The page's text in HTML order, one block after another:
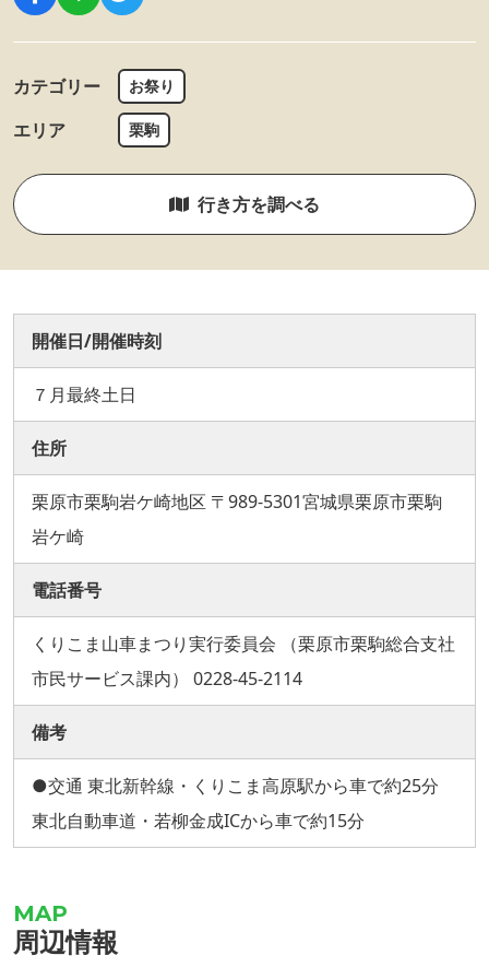
カテゴリー お祭り
エリア 栗駒
行き方を調べる
開催日/開催時刻
７月最終土日
住所
栗原市栗駒岩ケ崎地区 〒989-5301宮城県栗原市栗駒
岩ケ崎
電話番号
くりこま山車まつり実行委員会 （栗原市栗駒総合支社
市民サービス課内） 0228-45-2114
備考
●交通 東北新幹線・くりこま高原駅から車で約25分
東北自動車道・若柳金成ICから車で約15分
周辺情報